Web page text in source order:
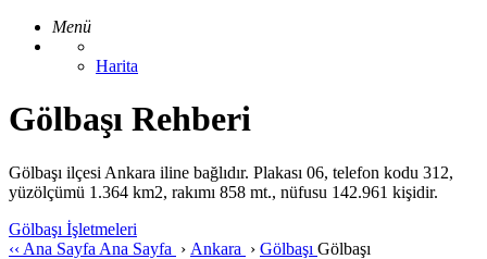
Menü
Harita
Gölbaşı Rehberi
Gölbaşı ilçesi Ankara iline bağlıdır. Plakası 06, telefon kodu 312,
yüzölçümü 1.364 km2, rakımı 858 mt., nüfusu 142.961 kişidir.
Gölbaşı İşletmeleri
‹‹ Ana Sayfa Ana Sayfa › Ankara › Gölbaşı Gölbaşı